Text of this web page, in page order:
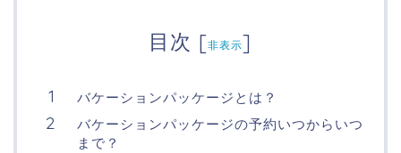
目次 [非表示]
バケーションパッケージとは？
バケーションパッケージの予約いつからいつ
まで？